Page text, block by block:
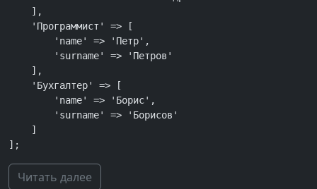
];
Читать далее